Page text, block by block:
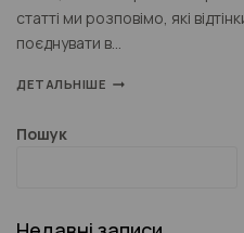
статті ми розповімо, які
поєднувати в…
ДЕТАЛЬНІШЕ
Пошук